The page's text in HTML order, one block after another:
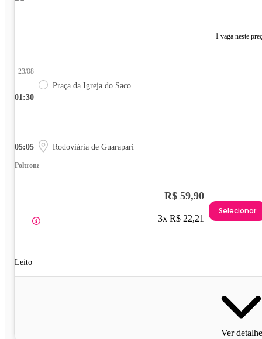
1 vaga neste
01:30
23/08
Praça da Igreja do Saco
05:05 Rodoviária de Guarapari
Poltrona
Leito
R$ 59,90
3x R$ 22,21
Selecionar
Ver